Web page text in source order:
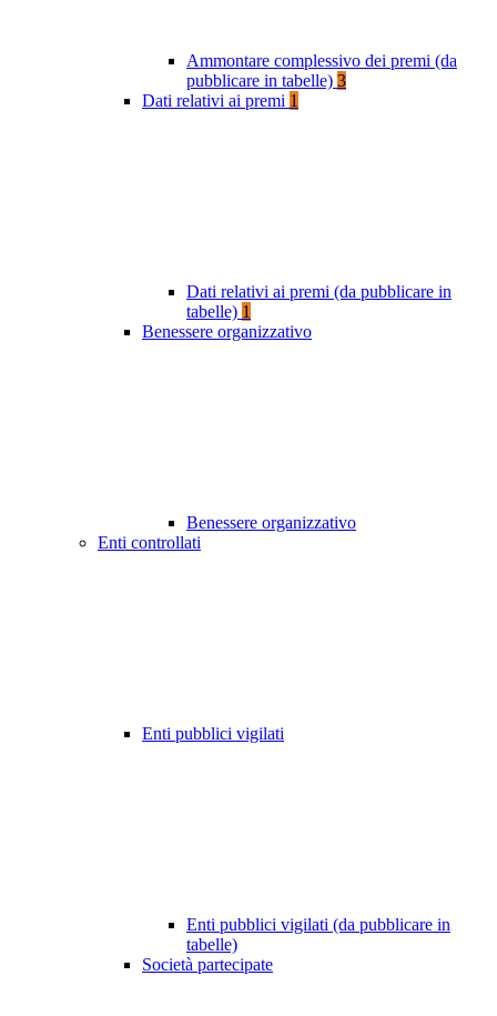
Ammontare complessivo dei premi (da
pubblicare in tabelle) 3
Dati relativi ai premi 1
Dati relativi ai premi (da pubblicare in
tabelle) 1
Benessere organizzativo
Benessere organizzativo
Enti controllati
Enti pubblici vigilati
Enti pubblici vigilati (da pubblicare in
tabelle)
Società partecipate